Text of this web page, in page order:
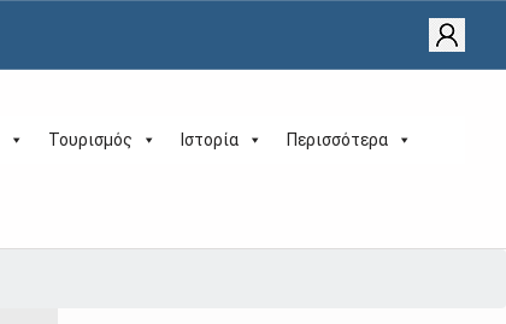
Τουρισμός Ιστορία Περισσότερα